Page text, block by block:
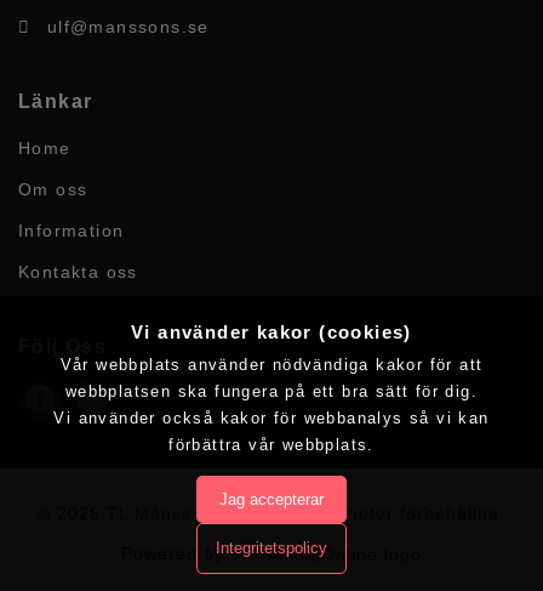
ulf@manssons.se
Länkar
Home
Om oss
Information
Kontakta oss
© 2026 TL Månssons AB. Alla rättigheter förbehållna.
Powered by
Vi använder kakor (cookies)
Vår webbplats använder nödvändiga kakor för att
webbplatsen ska fungera på ett bra sätt för dig.
Vi använder också kakor för webbanalys så vi kan
förbättra vår webbplats.
Jag accepterar
Integritetspolicy